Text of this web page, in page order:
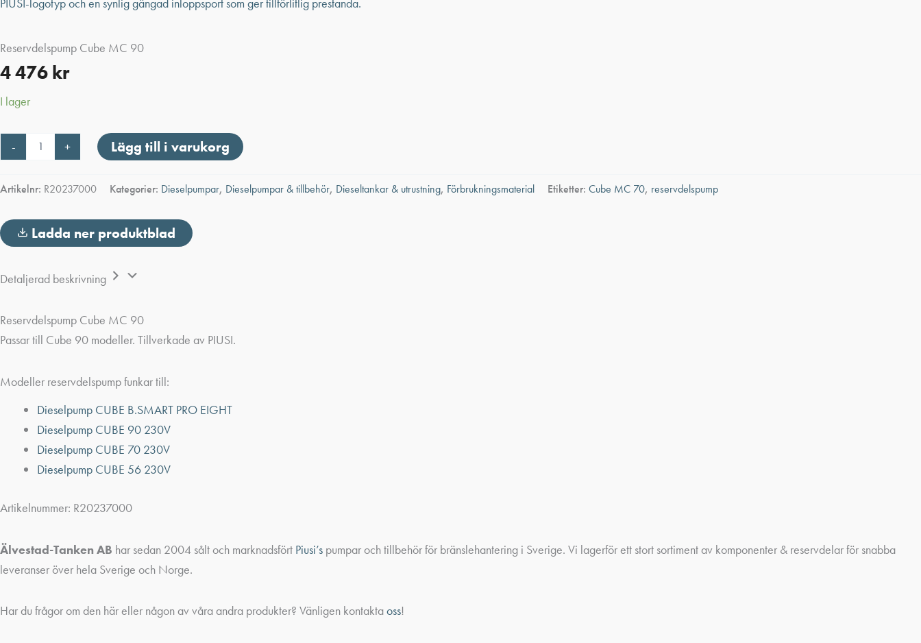
Reservdelspump Cube MC 90
4 476 kr
I lager
-
Cube
mängd
+ Lägg till i varukorg
Artikelnr: R20237000 Kategorier: Dieselpumpar, Dieselpumpar & tillbehör, Dieseltankar & utrustning, Förbrukningsmaterial Etiketter: Cube MC 70, reservdelspump
Ladda ner produktblad
Detaljerad beskrivning
Reservdelspump Cube MC 90
Passar till Cube 90 modeller. Tillverkade av PIUSI.
Modeller reservdelspump funkar till:
Dieselpump CUBE B.SMART PRO EIGHT
Dieselpump CUBE 90 230V
Dieselpump CUBE 70 230V
Dieselpump CUBE 56 230V
Artikelnummer: R20237000
Älvestad-Tanken AB har sedan 2004 sålt och marknadsfört Piusi’s pumpar och tillbehör för bränslehantering i Sverige. Vi lagerför ett stort sortiment av komponenter & reservdelar för snabba
leveranser över hela Sverige och Norge.
Har du frågor om den här eller någon av våra andra produkter? Vänligen kontaktaoss!